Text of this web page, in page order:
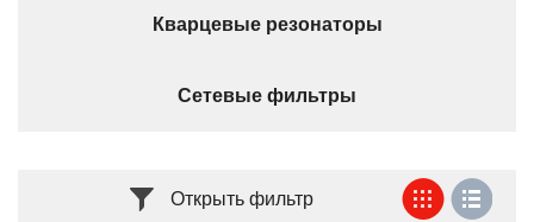
Кварцевые резонаторы
Сетевые фильтры
Открыть фильтр